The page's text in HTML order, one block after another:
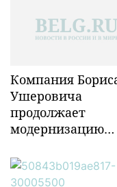
Компания
Ушеровича
продолжает
модернизацию
инфраструктуры
Забайкалье